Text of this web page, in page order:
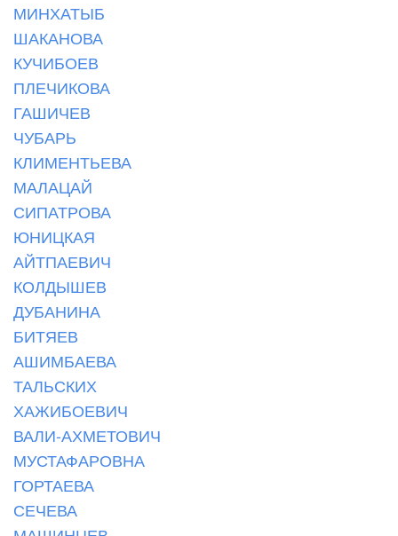
МИНХАТЫБ
ШАКАНОВА
КУЧИБОЕВ
ПЛЕЧИКОВА
ГАШИЧЕВ
ЧУБАРЬ
КЛИМЕНТЬЕВА
МАЛАЦАЙ
СИПАТРОВА
ЮНИЦКАЯ
АЙТПАЕВИЧ
КОЛДЫШЕВ
ДУБАНИНА
БИТЯЕВ
АШИМБАЕВА
ТАЛЬСКИХ
ХАЖИБОЕВИЧ
ВАЛИ-АХМЕТОВИЧ
МУСТАФАРОВНА
ГОРТАЕВА
СЕЧЕВА